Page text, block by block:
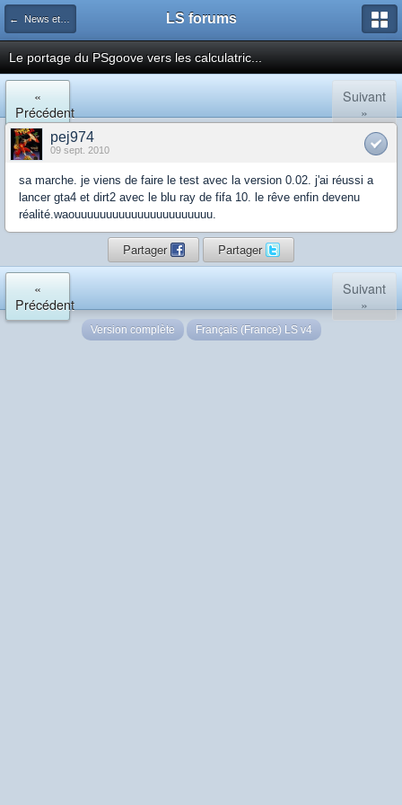
← News et actualités postées sur LS LS forums
Le portage du PSgoove vers les calculatric...
«
Précédent
Suivant
»
pej974
09 sept. 2010
sa marche. je viens de faire le test avec la version 0.02. j'ai réussi a
lancer gta4 et dirt2 avec le blu ray de fifa 10. le rêve enfin devenu
réalité.waouuuuuuuuuuuuuuuuuuuuuu.
Partager Partager
«
Précédent
Suivant
»
Version complète Français (France) LS v4